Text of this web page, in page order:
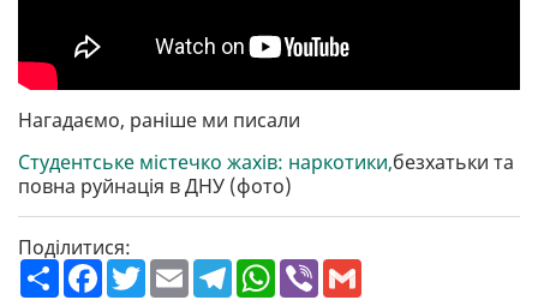
Нагадаємо, раніше ми писали
Студентське містечко жахів: наркотики,безхатьки та
повна руйнація в ДНУ (фото)
Поділитися:
П
о
F
a
T
w
E
m
T
e
W
h
V